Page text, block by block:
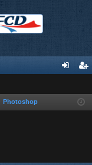
nr
Photoshop